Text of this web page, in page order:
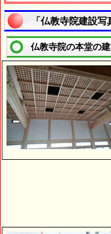
「仏教寺院建設写
仏教寺院の本堂の